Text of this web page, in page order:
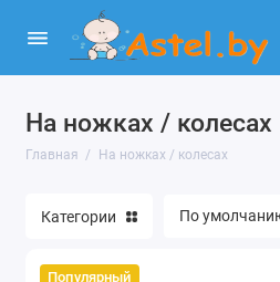
На ножках / колесах
Главная На ножках / колесах
Категории
Популярный